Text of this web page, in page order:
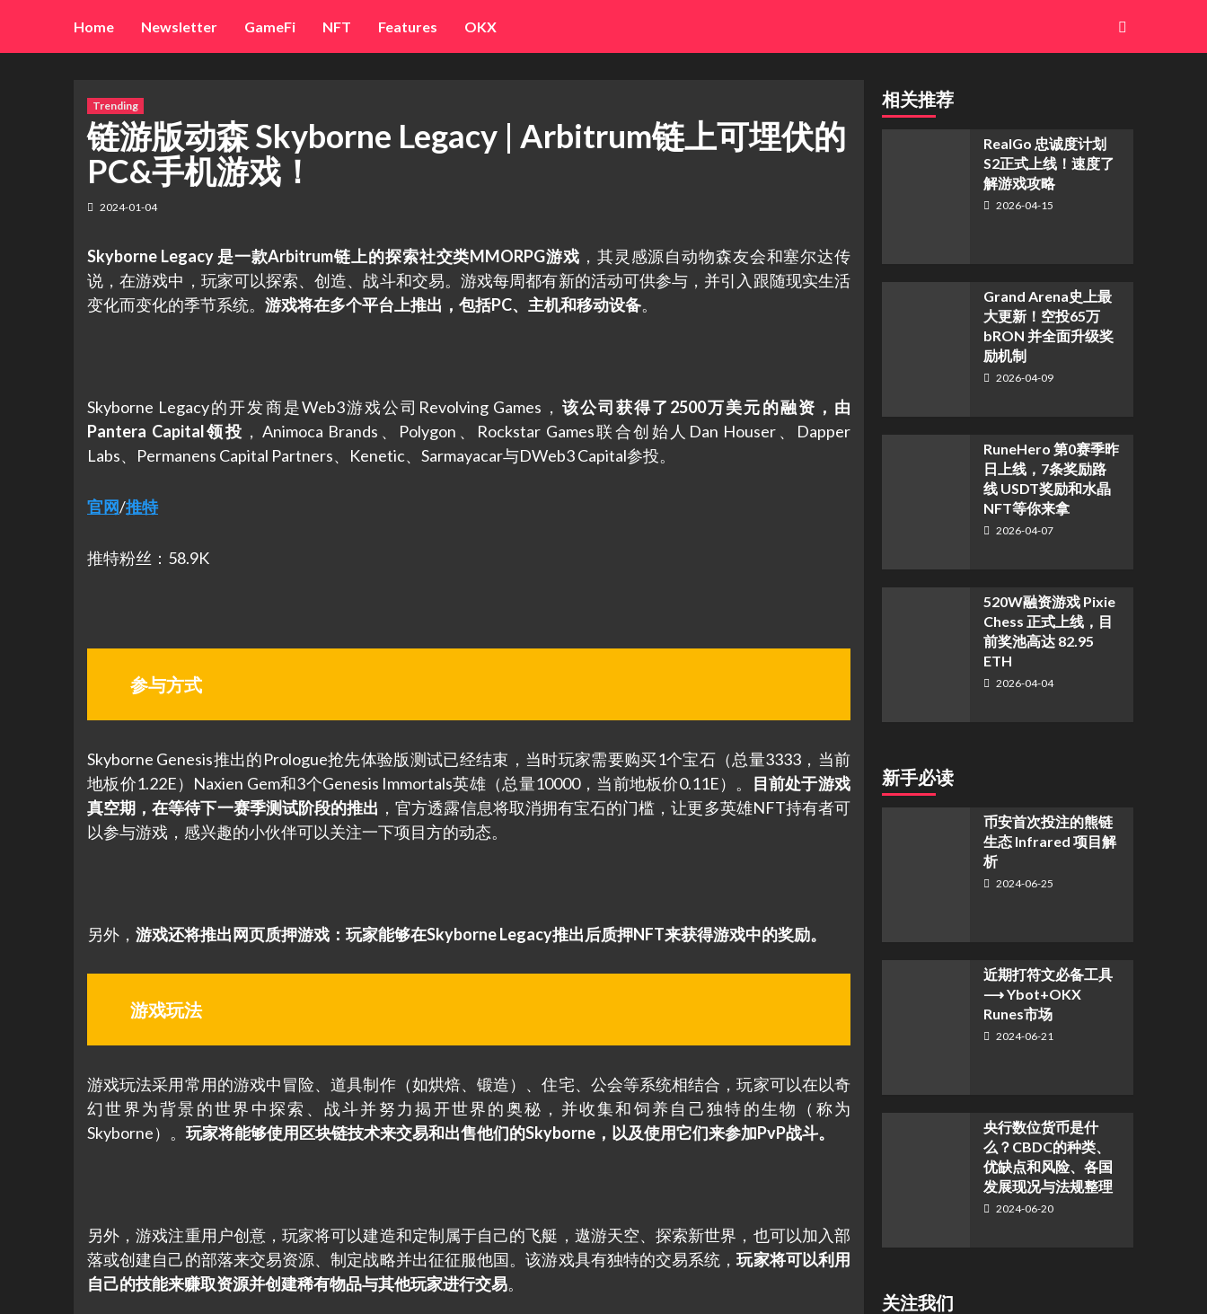
content
Home Newsletter GameFi NFT Features OKX
Trending
链游版动森 Skyborne Legacy | Arbitrum链上可埋伏的
PC&手机游戏！
2024-01-04
Skyborne Legacy 是一款Arbitrum链上的探索社交类MMORPG游戏 ，其灵感源自动物森友会和塞尔达传
说，在游戏中，玩家可以探索、创造、战斗和交易。游戏每周都有新的活动可供参与，并引入跟随现实生活
变化而变化的季节系统。 游戏将在多个平台上推出，包括PC、主机和移动设备。
Skyborne Legacy的开发商是Web3游戏公司Revolving Games， 该公司获得了2500万美元的融资，由
Pantera Capital领投 ，Animoca Brands、Polygon、Rockstar Games联合创始人Dan Houser、Dapper
Labs、Permanens Capital Partners、Kenetic、Sarmayacar与DWeb3 Capital参投。
官网/推特
推特粉丝：58.9K
参与方式
Skyborne Genesis推出的Prologue抢先体验版测试已经结束，当时玩家需要购买1个宝石（总量3333，当前
地板价1.22E）Naxien Gem和3个Genesis Immortals英雄（总量10000，当前地板价0.11E）。
目前处于游戏
真空期，在等待下一赛季测试阶段的推出 ，官方透露信息将取消拥有宝石的门槛，让更多英雄NFT持有者可
以参与游戏，感兴趣的小伙伴可以关注一下项目方的动态。
另外， 游戏还将推出网页质押游戏：玩家能够在Skyborne Legacy推出后质押NFT来获得游戏中的奖励。
游戏玩法
游戏玩法采用常用的游戏中冒险、道具制作（如烘焙、锻造）、住宅、公会等系统相结合，玩家可以在以奇
幻世界为背景的世界中探索、战斗并努力揭开世界的奥秘，并收集和饲养自己独特的生物（称为
Skyborne）。 玩家将能够使用区块链技术来交易和出售他们的Skyborne，以及使用它们来参加PvP战斗。
另外，游戏注重用户创意，玩家将可以建造和定制属于自己的飞艇，遨游天空、探索新世界，也可以加入部
落或创建自己的部落来交易资源、制定战略并出征征服他国。该游戏具有独特的交易系统，玩家将可以利用
自己的技能来赚取资源并创建稀有物品与其他玩家进行交易。
相关推荐
​RealGo 忠诚度计划
S2正式上线！速度了
解游戏攻略
2026-04-15
Grand Arena史上最
大更新！空投65万
bRON 并全面升级奖
励机制
2026-04-09
RuneHero 第0赛季昨
日上线，7条奖励路
线 USDT奖励和水晶
NFT等你来拿
2026-04-07
520W融资游戏 Pixie
Chess 正式上线，目
前奖池高达 82.95
ETH
2026-04-04
新手必读
币安首次投注的熊链
生态 Infrared 项目解
析
2024-06-25
近期打符文必备工具
⟶ Ybot+OKX
Runes市场
2024-06-21
央行数位货币是什
么？CBDC的种类、
优缺点和风险、各国
发展现况与法规整理
2024-06-20
关注我们